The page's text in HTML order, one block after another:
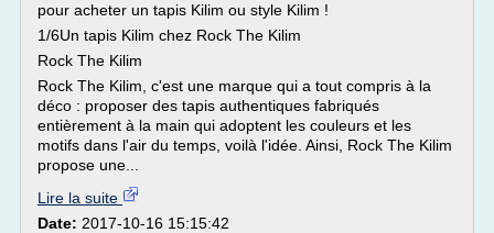
pour acheter un tapis Kilim ou style Kilim !
1/6Un tapis Kilim chez Rock The Kilim
Rock The Kilim
Rock The Kilim, c'est une marque qui a tout compris à la
déco : proposer des tapis authentiques fabriqués
entièrement à la main qui adoptent les couleurs et les
motifs dans l'air du temps, voilà l'idée. Ainsi, Rock The Kilim
propose une...
Lire la suite
Date: 2017-10-16 15:15:42